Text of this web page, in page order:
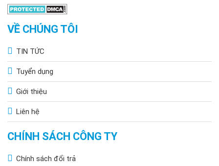
VỀ CHÚNG TÔI
TIN TỨC
Tuyển dụng
Giới thiệu
Liên hệ
CHÍNH SÁCH CÔNG TY
Chính sách đổi trả